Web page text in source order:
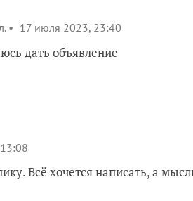
17 июля 2023, 23:40
дать объявление
Всё хочется написать, а